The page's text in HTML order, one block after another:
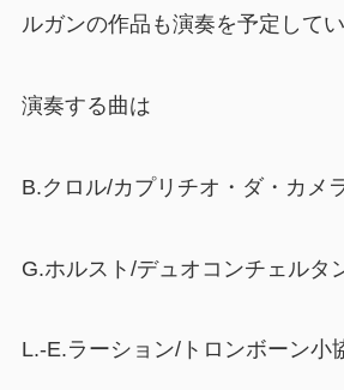
ルガンの作品も演奏を予定してい
演奏する曲は
B.クロル/カプリチオ・ダ・カメ
G.ホルスト/デュオコンチェルタ
L.-E.ラーション/トロンボーン小